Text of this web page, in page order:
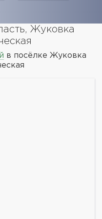
Жуковка
в посёлке Жуковка